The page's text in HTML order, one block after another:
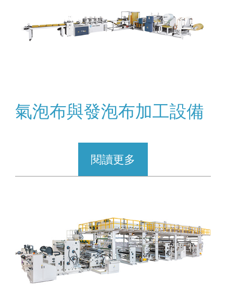
氣泡布與發泡布加工設備
閱讀更多